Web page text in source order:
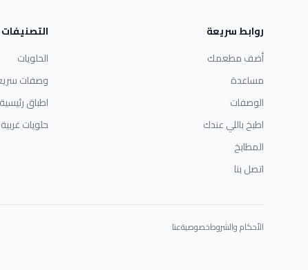
روابط سريعة
أضف مطعمك
مساعدة
الوصفات
اطبخ باللي عندك
المطابخ
اتصل بنا
التصنيفات
الحلويات
وصفات
اطباق رئيسية
حلويات غربية
الأحكام والشروطخصوصيةعنا